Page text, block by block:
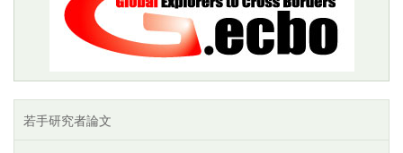
若手研究者論文